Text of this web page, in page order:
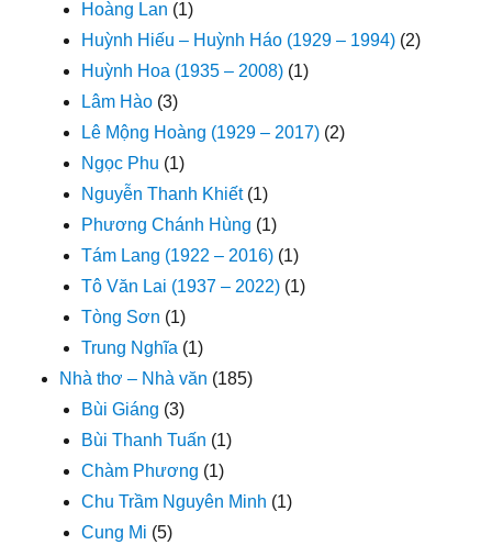
Hoàng Lan (1)
Huỳnh Hiếu – Huỳnh Háo (1929 – 1994) (2)
Huỳnh Hoa (1935 – 2008) (1)
Lâm Hào (3)
Lê Mộng Hoàng (1929 – 2017) (2)
Ngọc Phu (1)
Nguyễn Thanh Khiết(1)
Phương Chánh Hùng (1)
Tám Lang (1922 – 2016) (1)
Tô Văn Lai (1937 – 2022) (1)
Tòng Sơn (1)
Trung Nghĩa (1)
Nhà thơ – Nhà văn (185)
Bùi Giáng (3)
Bùi Thanh Tuấn (1)
Chàm Phương (1)
Chu Trầm Nguyên Minh (1)
Cung Mi (5)